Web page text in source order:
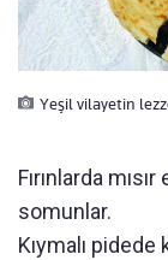
Yeşil vilayetin
Fırınlarda
somunlar.
Kıymalı